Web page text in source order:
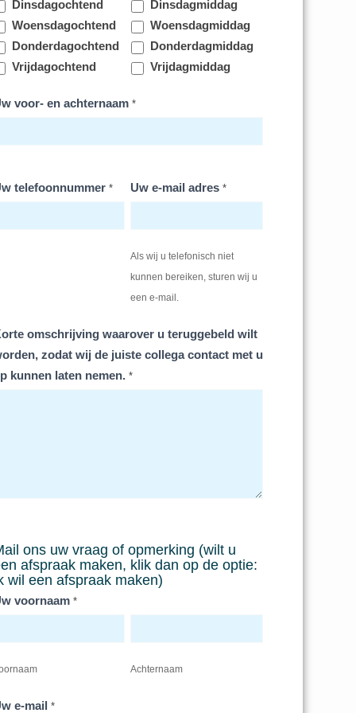
Dinsdagochtend
Dinsdagmiddag
Woensdagochtend
Woensdagmiddag
Donderdagochtend
Donderdagmiddag
Vrijdagochtend
Vrijdagmiddag
voor- en achternaam *
telefoonnummer * Uw e-mail adres*
Als wij u telefonisch niet
kunnen bereiken, sturen wij u
een e-mail.
omschrijving waarover u teruggebeld wilt
zodat wij de juiste collega contact met u
kunnen laten nemen. *
ons uw vraag of opmerking (wilt u
afspraak maken, klik dan op de optie:
wil een afspraak maken)
voornaam *
Achternaam
e-mail *